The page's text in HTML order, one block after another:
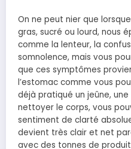
On ne peut nier que
gras, sucré ou lourd, nous
comme la lenteur, la
somnolence, mais vous
que ces symptômes
l’estomac comme vous
déjà pratiqué un jeûne,
nettoyer le corps, vous
sentiment de clarté
devient très clair et net
avec des tonnes de